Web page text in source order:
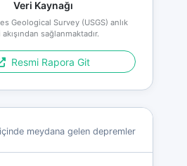
Veri Kaynağı
Geological Survey (USGS) anlık
sağlanmaktadır.
Resmi Rapora Git
meydana gelen depremler